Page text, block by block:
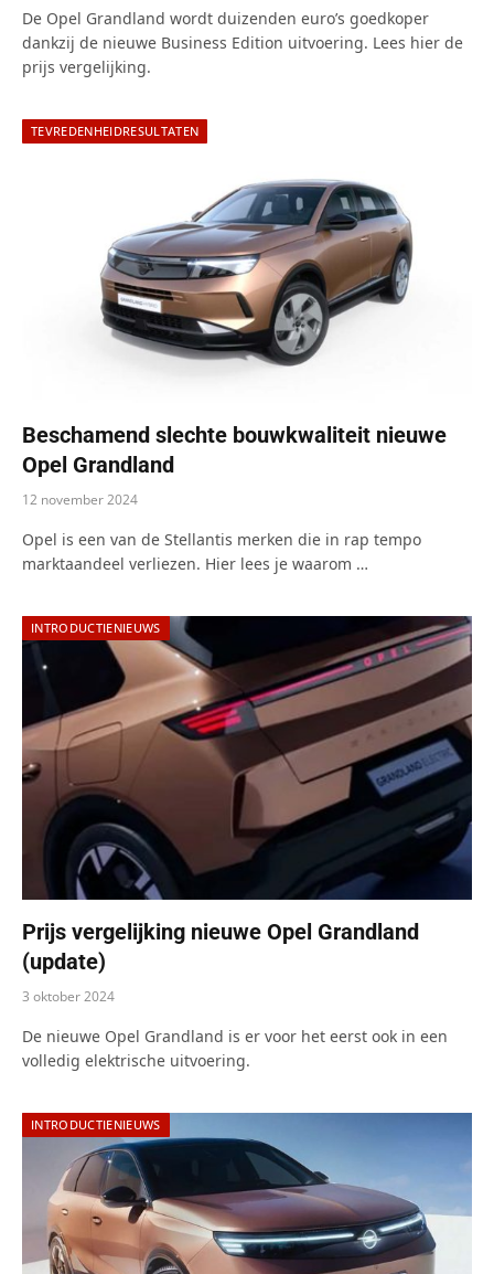
De Opel Grandland wordt duizenden euro’s goedkoper
dankzij de nieuwe Business Edition uitvoering. Lees hier de
prijs vergelijking.
TEVREDENHEIDRESULTATEN
Beschamend slechte bouwkwaliteit nieuwe
Opel Grandland
12 november 2024
Opel is een van de Stellantis merken die in rap tempo
marktaandeel verliezen. Hier lees je waarom …
INTRODUCTIENIEUWS
Prijs vergelijking nieuwe Opel Grandland
(update)
3 oktober 2024
De nieuwe Opel Grandland is er voor het eerst ook in een
volledig elektrische uitvoering.
INTRODUCTIENIEUWS